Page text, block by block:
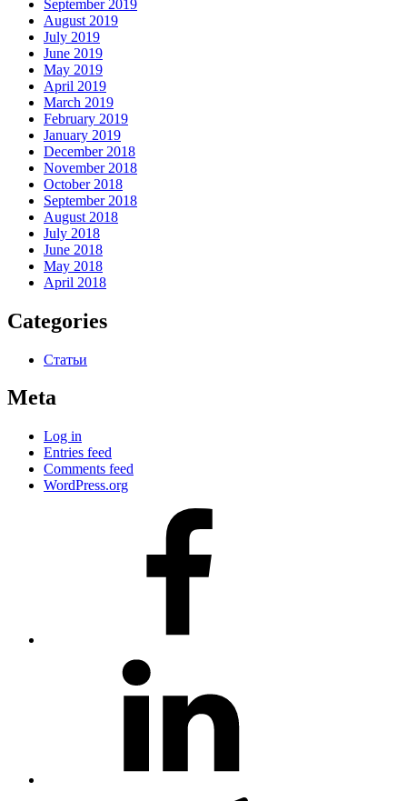
September 2019
August 2019
July 2019
June 2019
May 2019
April 2019
March 2019
February 2019
January 2019
December 2018
November 2018
October 2018
September 2018
August 2018
July 2018
June 2018
May 2018
April 2018
Categories
Статьи
Meta
Log in
Entries feed
Comments feed
WordPress.org